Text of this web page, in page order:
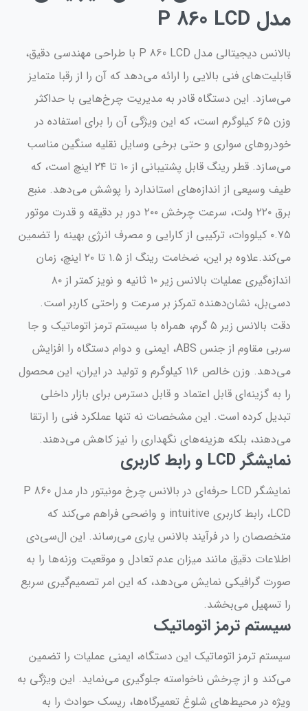
مدل P 860 LCD
بالانس دیجیتالی مدل P 860 LCD با طراحی مهندسی دقیق،
قابلیت‌های فنی بالایی را ارائه می‌دهد که آن را از رقبا متمایز
می‌سازد. این دستگاه قادر به مدیریت چرخ‌هایی با حداکثر
وزن ۶۵ کیلوگرم است، که این ویژگی آن را برای استفاده در
خودروهای سواری و حتی برخی وسایل نقلیه سنگین مناسب
می‌سازد. قطر رینگ قابل پشتیبانی از ۱۰ تا ۲۴ اینچ است، که
طیف وسیعی از اندازه‌های استاندارد را پوشش می‌دهد. منبع
برق ۲۲۰ ولت، سرعت چرخش ۲۰۰ دور بر دقیقه و قدرت موتور
۰.۷۵ کیلووات، ترکیبی از کارایی و مصرف انرژی بهینه را تضمین
می‌کند.علاوه بر این، ضخامت رینگ از ۱.۵ تا ۲۰ اینچ، زمان
اندازه‌گیری عملیات بالانس زیر ۱۰ ثانیه و نویز کمتر از ۸۰
دسی‌بل، نشان‌دهنده تمرکز بر سرعت و راحتی کاربر است.
دقت بالانس زیر ۵ گرم، همراه با سیستم ترمز اتوماتیک و جا
سربی مقاوم از جنس ABS، ایمنی و دوام دستگاه را افزایش
می‌دهد. وزن خالص ۱۱۶ کیلوگرم و تولید در ایران، این محصول
را به گزینه‌ای قابل اعتماد و قابل دسترس برای بازار داخلی
تبدیل کرده است. این مشخصات نه تنها عملکرد فنی را ارتقا
می‌دهند، بلکه هزینه‌های نگهداری را نیز کاهش می‌دهند.
نمایشگر LCD و رابط کاربری
نمایشگر LCD حرفه‌ای در بالانس چرخ مونیتور دار مدل P 860
LCD، رابط کاربری intuitive و واضحی فراهم می‌کند که
متخصصان را در فرآیند بالانس یاری می‌رساند. این ال‌سی‌دی
اطلاعات دقیق مانند میزان عدم تعادل و موقعیت وزنه‌ها را به
صورت گرافیکی نمایش می‌دهد، که این امر تصمیم‌گیری سریع
را تسهیل می‌بخشد.
سیستم ترمز اتوماتیک
سیستم ترمز اتوماتیک این دستگاه، ایمنی عملیات را تضمین
می‌کند و از چرخش ناخواسته جلوگیری می‌نماید. این ویژگی به
ویژه در محیط‌های شلوغ تعمیرگاه‌ها، ریسک حوادث را به